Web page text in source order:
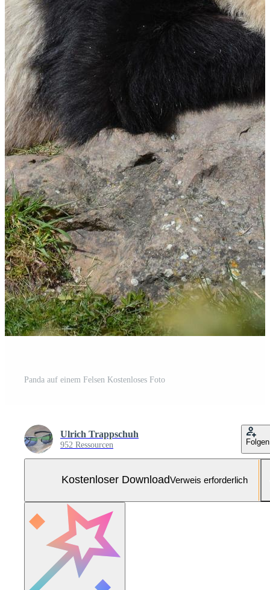
Panda auf einem Felsen Kostenloses Foto
Ulrich Trappschuh
952 Ressourcen Folgen
Kostenloser DownloadVerweis erforderlich